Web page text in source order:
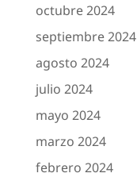
octubre 2024
septiembre 2024
agosto 2024
julio 2024
mayo 2024
marzo 2024
febrero 2024